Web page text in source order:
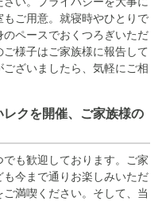
ご用意。就寝時やひとりで
ペースでおくつろぎいただ
様子はご家族様に報告して
ざいましたら、気軽にご相
クを開催、ご家族様の
も歓迎しております。ご家
今まで通りお楽しみいただ
満喫ください。そして、当